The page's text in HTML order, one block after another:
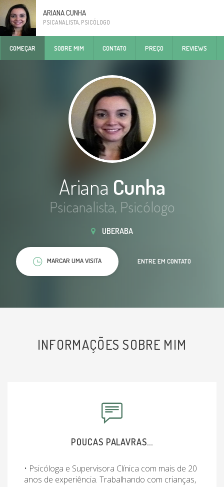
ARIANA CUNHA
PSICANALISTA, PSICÓLOGO
COMEÇAR SOBRE MIM CONTATO PREÇO REVIEWS
Ariana Cunha
Psicanalista, Psicólogo
UBERABA
MARCAR UMA VISITA ENTRE EM CONTATO
INFORMAÇÕES SOBRE MIM
POUCAS PALAVRAS...
• Psicóloga e Supervisora Clínica com mais de 20
anos de experiência. Trabalhando com crianças,